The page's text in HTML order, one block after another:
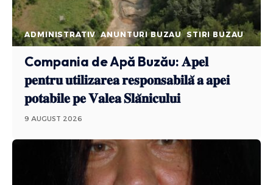
ADMINISTRATIV ANUNTURI BUZAU STIRI BUZAU
Compania de Apă Buzău: 𝐀𝐩𝐞𝐥
𝐩𝐞𝐧𝐭𝐫𝐮 𝐮𝐭𝐢𝐥𝐢𝐳𝐚𝐫𝐞𝐚 𝐫𝐞𝐬𝐩𝐨𝐧𝐬𝐚𝐛𝐢𝐥𝐚̆ 𝐚 𝐚𝐩𝐞𝐢
𝐩𝐨𝐭𝐚𝐛𝐢𝐥𝐞 𝐩𝐞 𝐕𝐚𝐥𝐞𝐚 𝐒𝐥𝐚̆𝐧𝐢𝐜𝐮𝐥𝐮𝐢
9 AUGUST 2026